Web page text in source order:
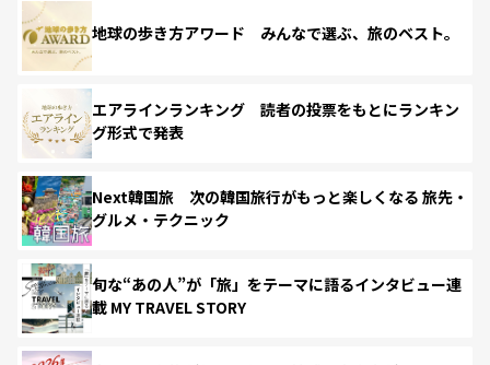
地球の歩き方アワード みんなで選ぶ、旅のベスト。
エアラインランキング 読者の投票をもとにランキン
グ形式で発表
Next韓国旅 次の韓国旅行がもっと楽しくなる 旅先・
グルメ・テクニック
旬な“あの人”が「旅」をテーマに語るインタビュー連
載 MY TRAVEL STORY